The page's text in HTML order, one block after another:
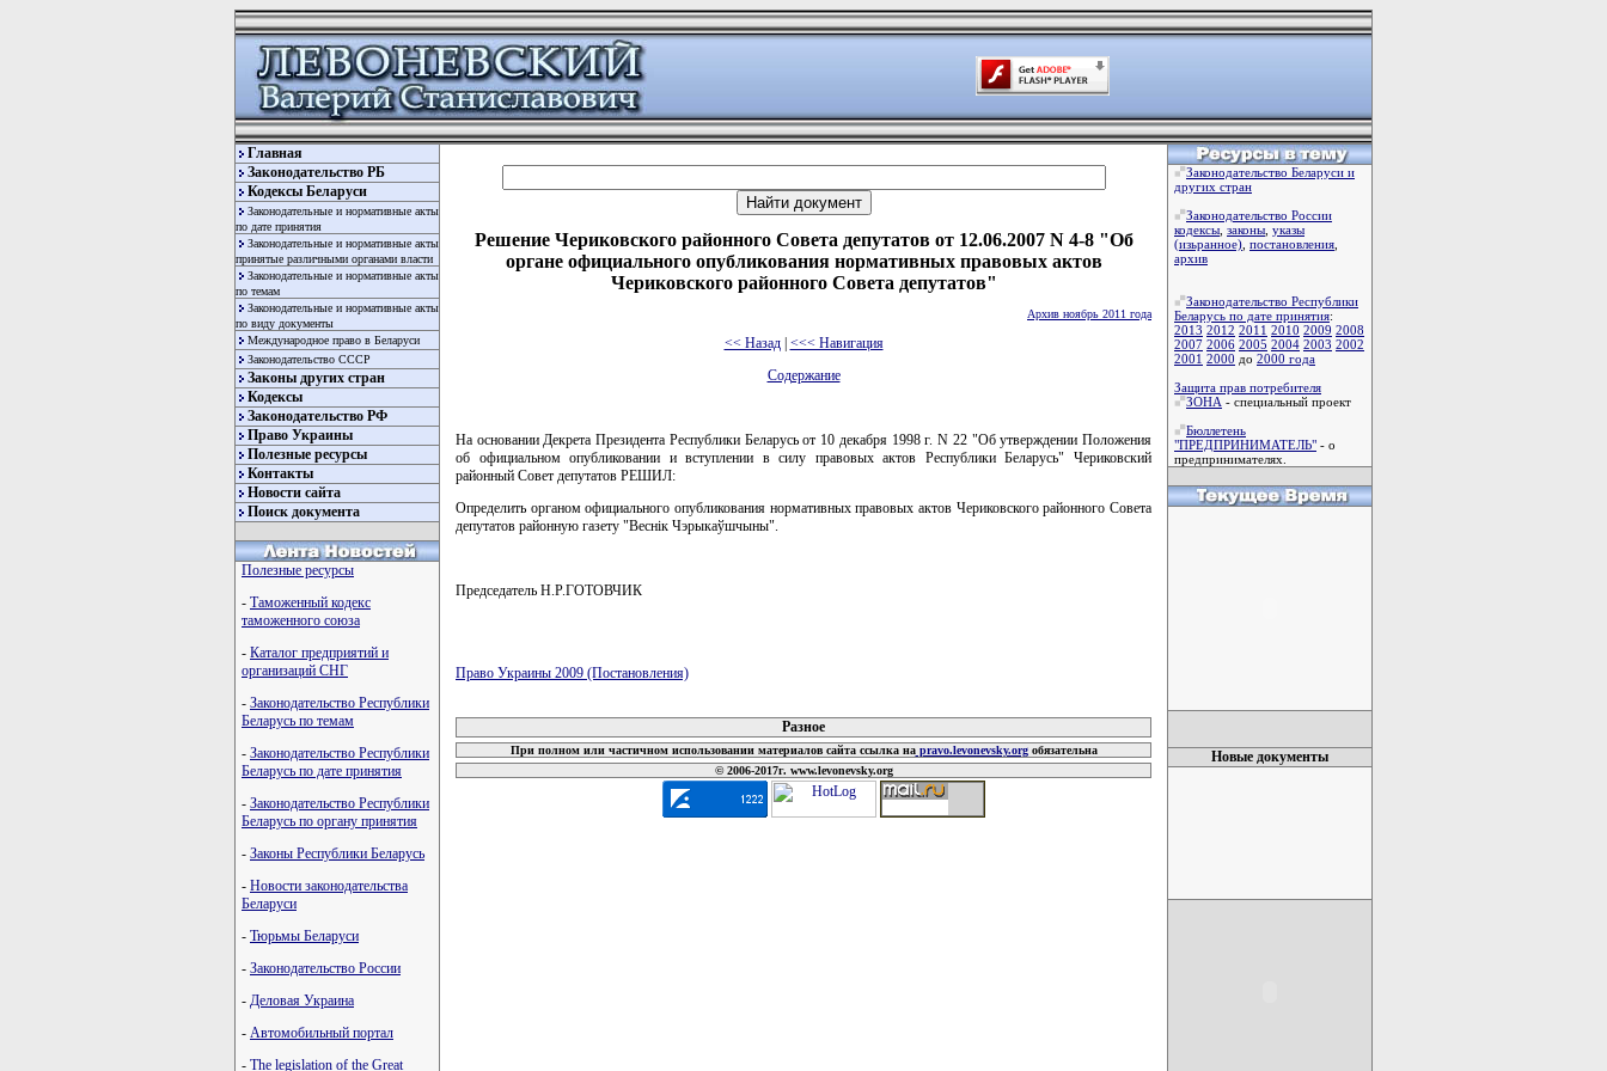
Главная
Законодательство РБ
Кодексы Беларуси
Законодательные и нормативные акты
по дате принятия
Законодательные и нормативные акты
принятые различными органами власти
Законодательные и нормативные акты
по темам
Законодательные и нормативные акты
по виду документы
Международное право в Беларуси
Законодательство СССР
Законы других стран
Кодексы
Законодательство РФ
Право Украины
Полезные ресурсы
Контакты
Новости сайта
Поиск документа
Полезные ресурсы
- Таможенный кодекс
таможенного союза
- Каталог предприятий и
организаций СНГ
- Законодательство Республики
Беларусь по темам
- Законодательство Республики
Беларусь по дате принятия
- Законодательство Республики
Беларусь по органу принятия
- Законы Республики Беларусь
- Новости законодательства
Беларуси
- Тюрьмы Беларуси
- Законодательство России
- Деловая Украина
- Автомобильный портал
- The legislation of the Great
Решение Чериковского районного Совета депутатов от 12.06.2007 N 4-8 "Об
органе официального опубликования нормативных правовых актов
Чериковского районного Совета депутатов"
Архив ноябрь 2011 года
<< Назад| <<< Навигация
Содержание
На основании Декрета Президента Республики Беларусь от 10 декабря 1998 г. N 22 "Об утверждении Положения
об официальном опубликовании и вступлении в силу правовых актов Республики Беларусь" Чериковский
районный Совет депутатов РЕШИЛ:
Определить органом официального опубликования нормативных правовых актов Чериковского районного Совета
депутатов районную газету "Веснiк Чэрыкаўшчыны".
Председатель Н.Р.ГОТОВЧИК
Право Украины 2009 (Постановления)
Разное
При полном или частичном использовании материалов сайта ссылка наpravo.levonevsky.orgобязательна
© 2006-2017г. www.levonevsky.org
Законодательство Беларуси и
других стран
Законодательство России
кодексы законы указы
(изьранное) постановления
архив
Законодательство Республики
Беларусь по дате принятия:
2013 2012 2011 2010 2009 2008
2007 2006 2005 2004 2003 2002
2001 2000 до 2000 года
Защита прав потребителя
ЗОНА - специальный проект
Бюллетень
"ПРЕДПРИНИМАТЕЛЬ" - о
предпринимателях.
Новые документы